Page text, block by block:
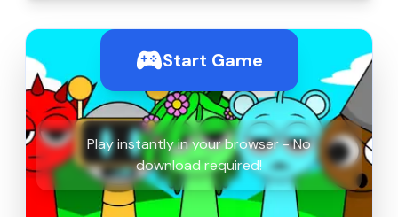
Start Game
Play instantly in your browser - No
download required!